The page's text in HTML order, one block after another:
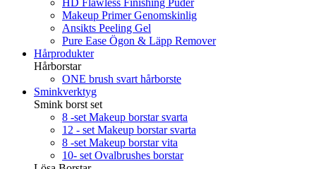
Makeup Primer Genomskinlig
Ansikts Peeling Gel
Pure Ease Ögon & Läpp Remover
Hårprodukter
Hårborstar
ONE brush svart hårborste
Sminkverktyg
Smink borst set
8 -set Makeup borstar svarta
12 - set Makeup borstar svarta
8 -set Makeup borstar vita
10- set Ovalbrushes borstar